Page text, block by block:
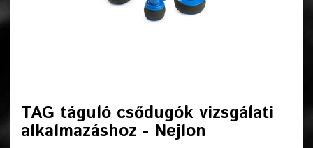
TAG táguló csődugók vizsgálati
alkalmazáshoz - Nejlon